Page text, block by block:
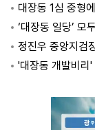
대장동 1심 중형
‘대장동 일당’
정진우 중앙지검
'대장동 개발비리